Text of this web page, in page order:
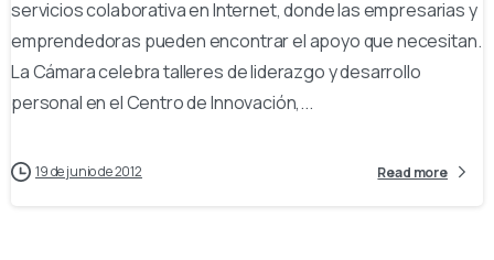
servicios colaborativa en Internet, donde las empresarias y
emprendedoras pueden encontrar el apoyo que necesitan.
La Cámara celebra talleres de liderazgo y desarrollo
personal en el Centro de Innovación,...
19 de junio de 2012 Read more